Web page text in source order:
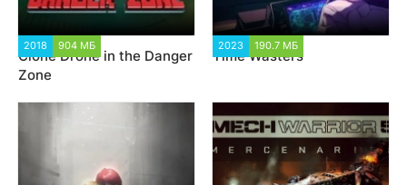
2018 904 МБ
Clone Drone in the Danger
Zone
2023 190.7 МБ
Time Wasters